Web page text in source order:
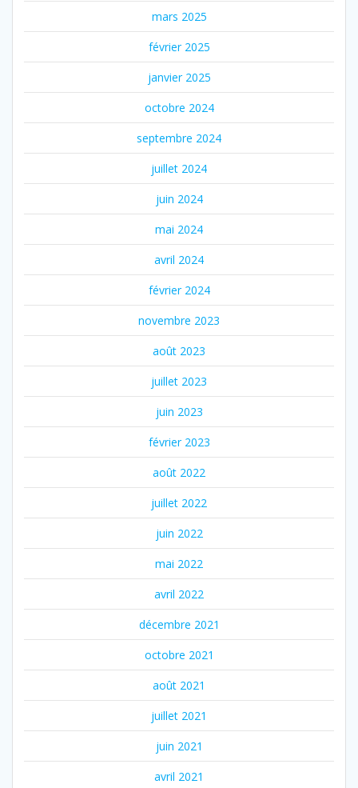
mars 2025
février 2025
janvier 2025
octobre 2024
septembre 2024
juillet 2024
juin 2024
mai 2024
avril 2024
février 2024
novembre 2023
août 2023
juillet 2023
juin 2023
février 2023
août 2022
juillet 2022
juin 2022
mai 2022
avril 2022
décembre 2021
octobre 2021
août 2021
juillet 2021
juin 2021
avril 2021